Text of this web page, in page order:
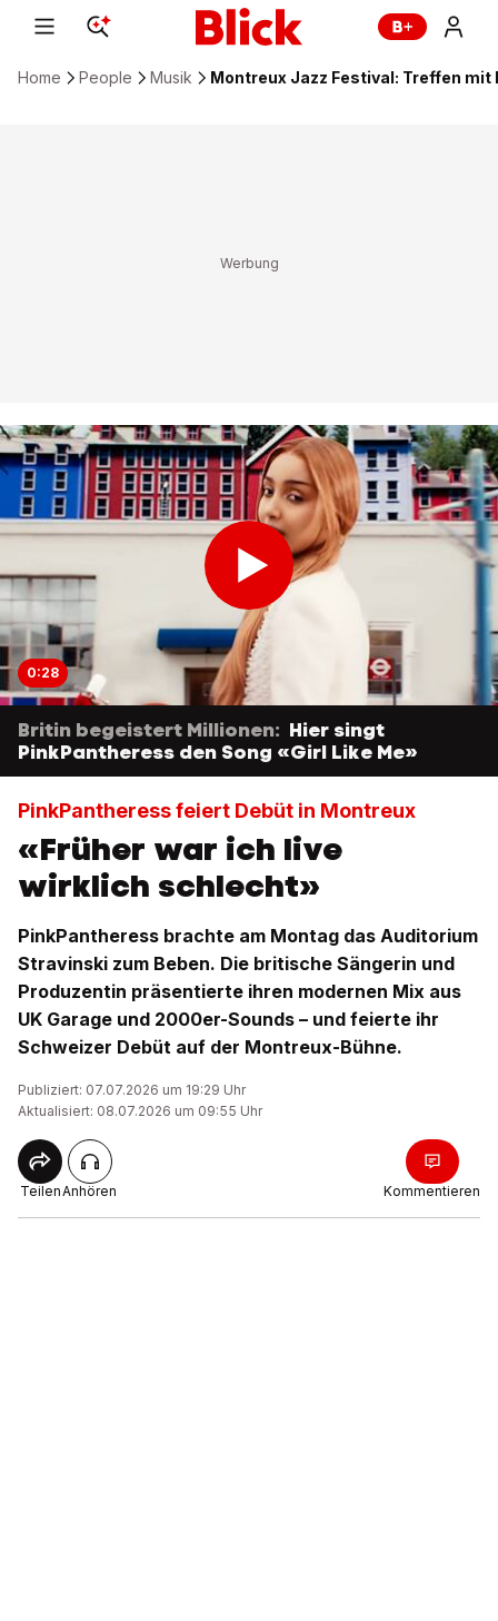
Home People Musik Montreux Jazz Festival: Treffen
0:28
Britin begeistert Millionen: Hier singt
PinkPantheress den Song «Girl Like Me»
PinkPantheress feiert Debüt in Montreux
«Früher war ich live
wirklich schlecht»
PinkPantheress brachte am Montag das Auditorium
Stravinski zum Beben. Die britische Sängerin und
Produzentin präsentierte ihren modernen Mix aus
UK Garage und 2000er-Sounds – und feierte ihr
Schweizer Debüt auf der Montreux-Bühne.
Publiziert: 07.07.2026 um 19:29 Uhr
Aktualisiert: 08.07.2026 um 09:55 Uhr
TeilenAnhören Kommentieren